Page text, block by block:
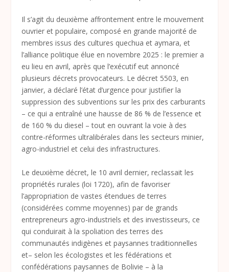
Il s’agit du deuxième affrontement entre le mouvement
ouvrier et populaire, composé en grande majorité de
membres issus des cultures quechua et aymara, et
l’alliance politique élue en novembre 2025 : le premier a
eu lieu en avril, après que l’exécutif eut annoncé
plusieurs décrets provocateurs. Le décret 5503, en
janvier, a déclaré l’état d’urgence pour justifier la
suppression des subventions sur les prix des carburants
– ce qui a entraîné une hausse de 86 % de l’essence et
de 160 % du diesel – tout en ouvrant la voie à des
contre-réformes ultralibérales dans les secteurs minier,
agro-industriel et celui des infrastructures.
Le deuxième décret, le 10 avril dernier, reclassait les
propriétés rurales (loi 1720), afin de favoriser
l’appropriation de vastes étendues de terres
(considérées comme moyennes) par de grands
entrepreneurs agro-industriels et des investisseurs, ce
qui conduirait à la spoliation des terres des
communautés indigènes et paysannes traditionnelles
et– selon les écologistes et les fédérations et
confédérations paysannes de Bolivie – à la